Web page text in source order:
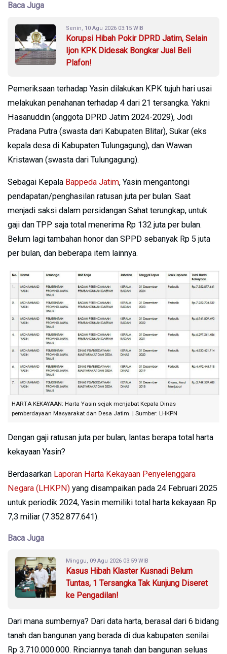
Baca Juga
Senin, 10 Agu 2026 03:15 WIB
Korupsi Hibah Pokir DPRD Jatim, Selain
Ijon KPK Didesak Bongkar Jual Beli
Plafon!
Pemeriksaan terhadap Yasin dilakukan KPK tujuh hari usai
melakukan penahanan terhadap 4 dari 21 tersangka. Yakni
Hasanuddin (anggota DPRD Jatim 2024-2029), Jodi
Pradana Putra (swasta dari Kabupaten Blitar), Sukar (eks
kepala desa di Kabupaten Tulungagung), dan Wawan
Kristawan (swasta dari Tulungagung).
Sebagai Kepala Bappeda Jatim, Yasin mengantongi
pendapatan/penghasilan ratusan juta per bulan. Saat
menjadi saksi dalam persidangan Sahat terungkap, untuk
gaji dan TPP saja total menerima Rp 132 juta per bulan.
Belum lagi tambahan honor dan SPPD sebanyak Rp 5 juta
per bulan, dan beberapa item lainnya.
HARTA KEKAYAAN: Harta Yasin sejak menjabat Kepala Dinas
pemberdayaan Masyarakat dan Desa Jatim. | Sumber: LHKPN
Dengan gaji ratusan juta per bulan, lantas berapa total harta
kekayaan Yasin?
Berdasarkan Laporan Harta Kekayaan Penyelenggara
Negara (LHKPN) yang disampaikan pada 24 Februari 2025
untuk periodik 2024, Yasin memiliki total harta kekayaan Rp
7,3 miliar (7.352.877.641).
Baca Juga
Minggu, 09 Agu 2026 03:59 WIB
Kasus Hibah Klaster Kusnadi Belum
Tuntas, 1 Tersangka Tak Kunjung Diseret
ke Pengadilan!
Dari mana sumbernya? Dari data harta, berasal dari 6 bidang
tanah dan bangunan yang berada di dua kabupaten senilai
Rp 3.710.000.000. Rinciannya tanah dan bangunan seluas